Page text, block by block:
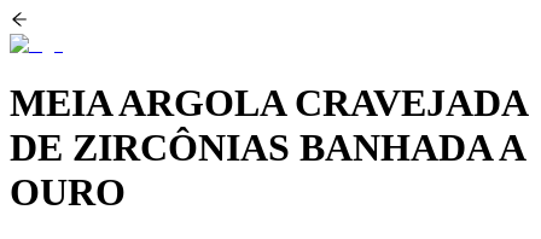
MEIA ARGOLA CRAVEJADA
DE ZIRCÔNIAS BANHADA A
OURO